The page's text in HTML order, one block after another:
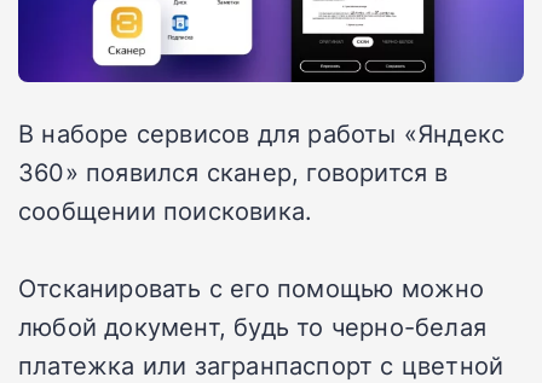
В наборе сервисов для работы «Яндекс
360» появился сканер, говорится в
сообщении поисковика.
Отсканировать с его помощью можно
любой документ, будь то черно-белая
платежка или загранпаспорт с цветной